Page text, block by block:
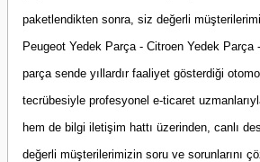
paketlendikten sonra, siz değerli
Peugeot Yedek Parça - Citroen Yedek Parça
parça sende yıllardır faaliyet gösterdiği
tecrübesiyle profesyonel e-ticaret
hem de bilgi iletişim hattı üzerinden, canlı
değerli müşterilerimizin soru ve sorunlarını